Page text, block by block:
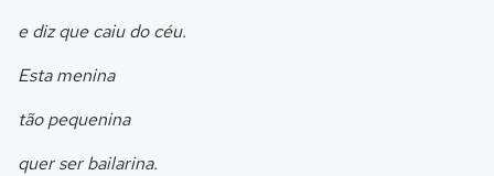
e diz que caiu do céu.
Esta menina
tão pequenina
quer ser bailarina.